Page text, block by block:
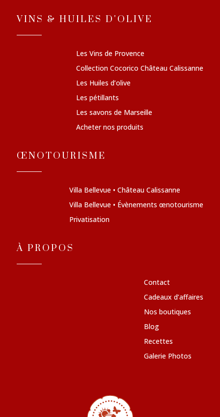
VINS & HUILES D'OLIVE
Les Vins de Provence
Collection Cocorico Château Calissanne
Les Huiles d’olive
Les pétillants
Les savons de Marseille
Acheter nos produits
ŒNOTOURISME
Villa Bellevue • Château Calissanne
Villa Bellevue • Évènements œnotourisme
Privatisation
À PROPOS
Contact
Cadeaux d’affaires
Nos boutiques
Blog
Recettes
Galerie Photos